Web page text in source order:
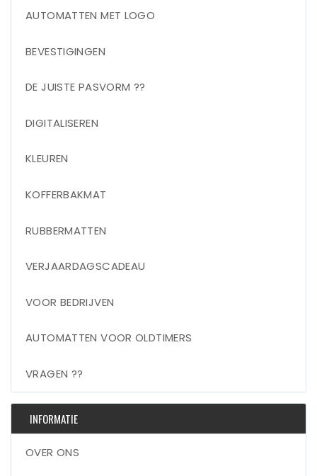
AUTOMATTEN MET LOGO
BEVESTIGINGEN
DE JUISTE PASVORM ??
DIGITALISEREN
KLEUREN
KOFFERBAKMAT
RUBBERMATTEN
VERJAARDAGSCADEAU
VOOR BEDRIJVEN
AUTOMATTEN VOOR OLDTIMERS
VRAGEN ??
INFORMATIE
OVER ONS